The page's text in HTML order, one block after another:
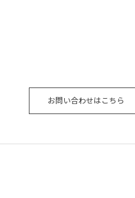
お問い合わせはこちら